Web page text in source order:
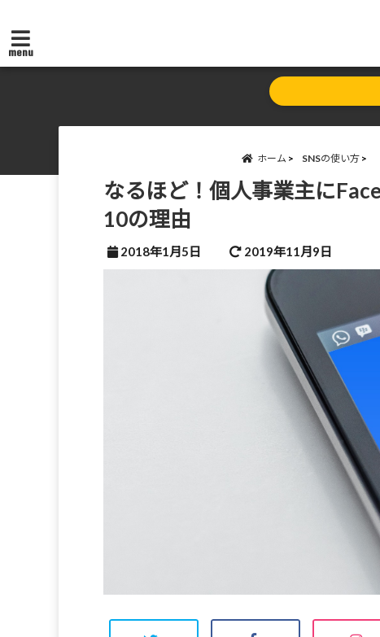
menu
ホーム SNSの使い方
なるほど！個人事業主に
10の理由
2018年1月5日 2019年11月9日